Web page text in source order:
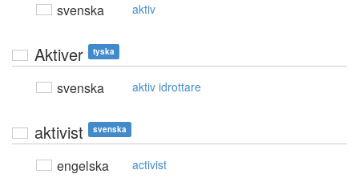
svenska aktiv
Aktiver tyska
svenska aktiv idrottare
aktivist svenska
engelska activist